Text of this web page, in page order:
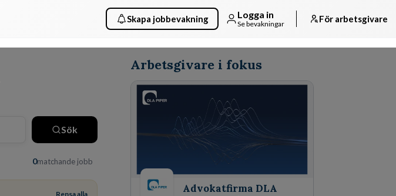
Skapa jobbevakning Logga in
Se bevakningar För arbetsgivare
Sök
0matchande jobb
Rensa alla
Arbetsgivare i fokus
Advokatfirma DLA